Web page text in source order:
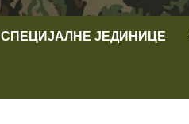
СПЕЦИЈАЛНЕ ЈЕДИНИЦЕ